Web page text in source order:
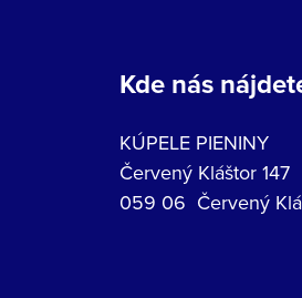
Kde nás
KÚPELE PIENINY
Červený Kláštor 147
059 06 Červený